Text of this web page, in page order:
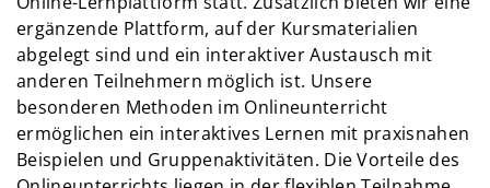
ergänzende Plattform, auf der Kursmaterialien
abgelegt sind und ein interaktiver Austausch mit
anderen Teilnehmern möglich ist. Unsere
besonderen Methoden im Onlineunterricht
ermöglichen ein interaktives Lernen mit praxisnahen
Beispielen und Gruppenaktivitäten. Die Vorteile des